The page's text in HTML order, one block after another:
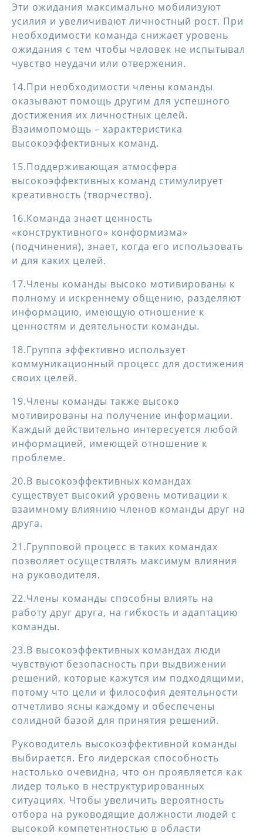
Эти ожидания максимально мобилизуют
усилия и увеличивают личностный рост. При
необходимости команда снижает уровень
ожидания с тем чтобы человек не испытывал
чувство неудачи или отвержения.
14.При необходимости члены команды
оказывают помощь другим для успешного
достижения их личностных целей.
Взаимопомощь – характеристика
высокоэффективных команд.
15.Поддерживающая атмосфера
высокоэффективных команд стимулирует
креативность (творчество).
16.Команда знает ценность
«конструктивного» конформизма»
(подчинения), знает, когда его использовать
и для каких целей.
17.Члены команды высоко мотивированы к
полному и искреннему общению, разделяют
информацию, имеющую отношение к
ценностям и деятельности команды.
18.Группа эффективно использует
коммуникационный процесс для достижения
своих целей.
19.Члены команды также высоко
мотивированы на получение информации.
Каждый действительно интересуется любой
информацией, имеющей отношение к
проблеме.
20.В высокоэффективных командах
существует высокий уровень мотивации к
взаимному влиянию членов команды друг на
друга.
21.Групповой процесс в таких командах
позволяет осуществлять максимум влияния
на руководителя.
22.Члены команды способны влиять на
работу друг друга, на гибкость и адаптацию
команды.
23.В высокоэффективных командах люди
чувствуют безопасность при выдвижении
решений, которые кажутся им подходящими,
потому что цели и философия деятельности
отчетливо ясны каждому и обеспечены
солидной базой для принятия решений.
Руководитель высокоэффективной команды
выбирается. Его лидерская способность
настолько очевидна, что он проявляется как
лидер только в неструктурированных
ситуациях. Чтобы увеличить вероятность
отбора на руководящие должности людей с
высокой компетентностью в области